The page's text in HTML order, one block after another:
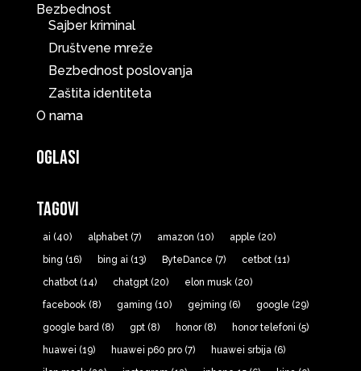
Bezbednost
Sajber kriminal
Društvene mreže
Bezbednost poslovanja
Zaštita identiteta
O nama
Oglasi
Tagovi
ai (40) alphabet(7) amazon (10) apple (20)
bing (16) bing ai (13) ByteDance (7) cetbot(11)
chatbot(14) chatgpt(20) elon musk(20)
facebook(8) gaming (10) gejming (6) google (29)
google bard(8) gpt(8) honor(8) honor telefoni (5)
huawei (19) huawei p60 pro(7) huawei srbija(6)